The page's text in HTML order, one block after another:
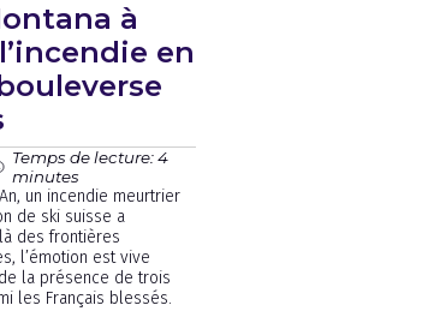
à
en
Temps de lecture: 4
minutes
un incendie meurtrier
de ski suisse a
des frontières
l’émotion est vive
la présence de trois
les Français blessés.